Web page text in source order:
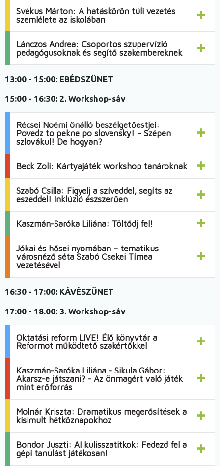
Svékus Márton: A hatáskörön túli vezetés
szemlélete az iskolában
Lánczos Andrea: Csoportos szupervízió
pedagógusoknak és segítő szakembereknek
13:00 - 15:00: EBÉDSZÜNET
15:00 - 16:30: 2. Workshop-sáv
Récsei Noémi önálló beszélgetőestjei:
Povedz to pekne po slovensky! – Szépen
szlovákul! De hogyan?
Beck Zoli: Kártyajáték workshop tanároknak
Szabó Csilla: Figyelj a szíveddel, segíts az
eszeddel! Inklúzió észszerűen
Kaszmán-Saróka Liliána: Töltődj fel!
Jókai és hősei nyomában – tematikus
városnéző séta Szabó Csekei Tímea
vezetésével
16:30 - 17:00: KÁVÉSZÜNET
17:00 - 18.00: 3. Workshop-sáv
Oktatási reform LIVE! Élő könyvtár a
Reformot működtető szakértőkkel
Kaszmán-Saróka Liliána - Sikula Gábor:
Akarsz-e játszani? - Az önmagért való játék
mint erőforrás
Molnár Kriszta: Dramatikus megerősítések a
kisimult hétköznapokhoz
Bondor Juszti: AI kulisszatitkok: Fedezd fel a
gépi tanulást játékosan!